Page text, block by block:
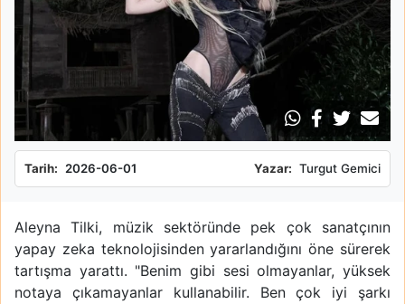
Tarih: 2026-06-01 Yazar: Turgut Gemici
Aleyna Tilki, müzik sektöründe pek çok sanatçının
yapay zeka teknolojisinden yararlandığını öne sürerek
tartışma yarattı. "Benim gibi sesi olmayanlar, yüksek
notaya çıkamayanlar kullanabilir. Ben çok iyi şarkı